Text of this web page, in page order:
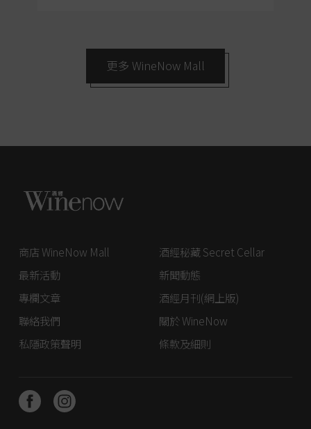
更多 WineNow Mall
商店 WineNow Mall
酒經秘藏 Secret Cellar
最新活動
新聞動態
專欄文章
酒經月刊(網上版)
聯絡我們
關於 WineNow
私隱政策聲明
條款及細則